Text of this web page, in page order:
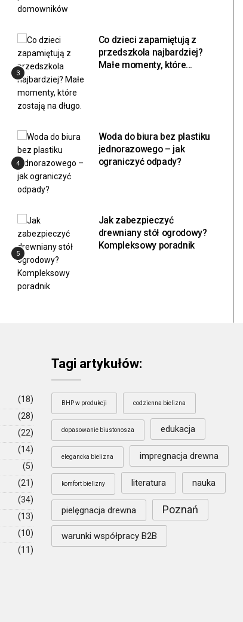
3
Co dzieci zapamiętują z
przedszkola najbardziej?
Małe momenty, które
4
Woda do biura bez plastiku
jednorazowego – jak
ograniczyć odpady?
5
Jak zabezpieczyć
drewniany stół ogrodowy?
Kompleksowy poradnik
(18)
(28)
(22)
(14)
(5)
(21)
(34)
(13)
(10)
(11)
Tagi artykułów:
BHP w produkcji codzienna bielizna
dopasowanie biustonosza edukacja
elegancka bielizna impregnacja drewna
komfort bielizny literatura nauka
pielęgnacja drewna Poznań
warunki współpracy B2B